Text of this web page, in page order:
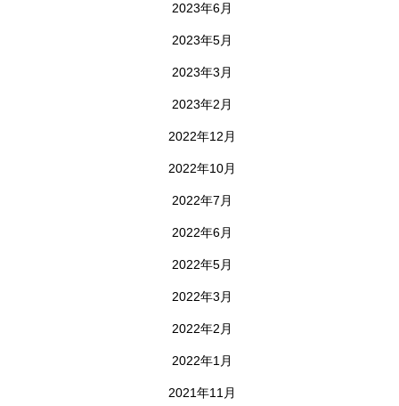
2023年6月
2023年5月
2023年3月
2023年2月
2022年12月
2022年10月
2022年7月
2022年6月
2022年5月
2022年3月
2022年2月
2022年1月
2021年11月